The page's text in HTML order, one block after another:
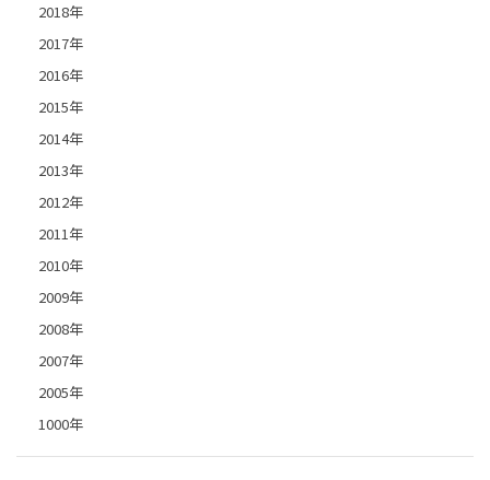
2018年
2017年
2016年
2015年
2014年
2013年
2012年
2011年
2010年
2009年
2008年
2007年
2005年
1000年